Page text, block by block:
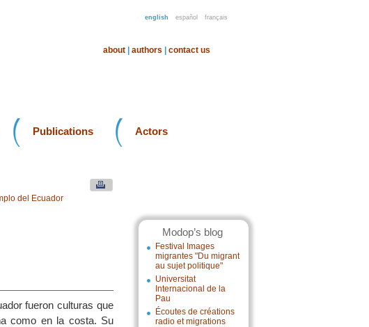
english español français
about authors contact us
Publications Actors
Modop’s blog
Festival Images
migrantes "Du migrant
au sujet politique"
Universitat
Internacional de la
Pau
Écoutes de créations
radio et migrations
del Ecuador
fueron culturas que
como en la costa. Su